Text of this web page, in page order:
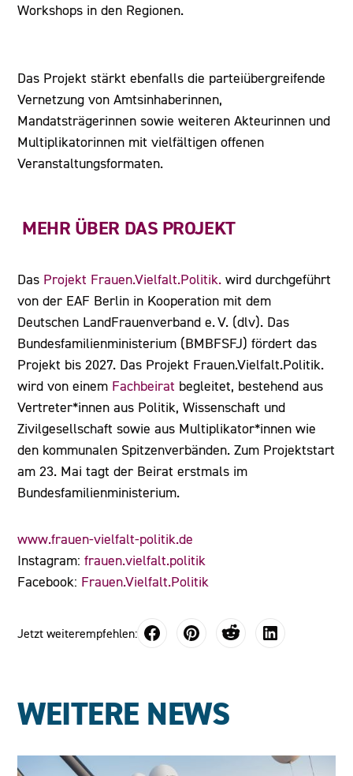
Workshops in den Regionen.
Das Projekt stärkt ebenfalls die parteiübergreifende
Vernetzung von Amtsinhaberinnen,
Mandatsträgerinnen sowie weiteren Akteurinnen und
Multiplikatorinnen mit vielfältigen offenen
Veranstaltungsformaten.
MEHR ÜBER DAS PROJEKT
Das Projekt Frauen.Vielfalt.Politik. wird durchgeführt
von der EAF Berlin in Kooperation mit dem
Deutschen LandFrauenverband e. V. (dlv). Das
Bundesfamilienministerium (BMBFSFJ) fördert das
Projekt bis 2027. Das Projekt Frauen.Vielfalt.Politik.
wird von einem Fachbeirat begleitet, bestehend aus
Vertreter*innen aus Politik, Wissenschaft und
Zivilgesellschaft sowie aus Multiplikator*innen wie
den kommunalen Spitzenverbänden. Zum Projektstart
am 23. Mai tagt der Beirat erstmals im
Bundesfamilienministerium.
www.frauen-vielfalt-politik.de
Instagram:frauen.vielfalt.politik
Facebook: Frauen.Vielfalt.Politik
Jetzt weiterempfehlen:
WEITERE NEWS